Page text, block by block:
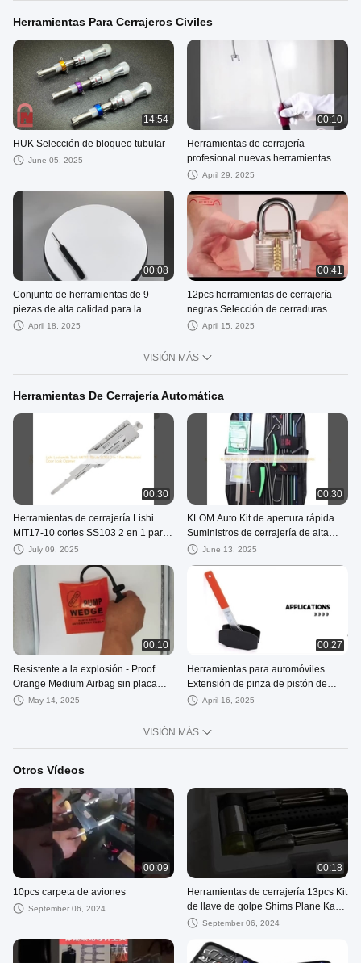
Herramientas Para Cerrajeros Civiles
14:54
HUK Selección de bloqueo tubular
June 05, 2025
00:10
Herramientas de cerrajería
profesional nuevas herramientas de
apertura rápida Herramientas de
J
April 29, 2025
00:08
Conjunto de herramientas de 9
piezas de alta calidad para la
recogida de cerraduras
April 18, 2025
00:41
12pcs herramientas de cerrajería
negras Selección de cerraduras
Conjunto de práctica de selección
Herramientas
April 15, 2025
VISIÓN MÁS
Herramientas De Cerrajería Automática
00:30
Herramientas de cerrajería Lishi
MIT17-10 cortes SS103 2 en 1 para
apertura de cerraduras de puertas
July 09, 2025
00:30
KLOM Auto Kit de apertura rápida
Suministros de cerrajería de alta
calidadJune 13, 2025
00:10
Resistente a la explosión - Proof
Orange Medium Airbag sin placa
interna para cerrajeros de
May 14, 2025
00:27
Herramientas para automóviles
Extensión de pinza de pistón de
freno de trinquete Extensión de
Extensión de pistón
April 16, 2025
VISIÓN MÁS
Otros Vídeos
00:09
10pcs carpeta de aviones
September 06, 2024
00:18
Herramientas de cerrajería 13pcs Kit
de llave de golpe Shims Plane Kaba
Lock Pick Herramientas de
September 06, 2024